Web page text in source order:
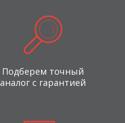
Подберем точный
аналог с гарантией